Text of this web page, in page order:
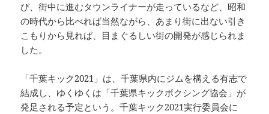
び、街中に進むタウンライナーが走っているなど、昭和
の時代から比べれば当然ながら、あまり街に出ない引き
こもりから見れば、目まぐるしい街の開発が感じられま
した。
「千葉キック2021」は、千葉県内にジムを構える有志で
結成し、ゆくゆくは「千葉県キックボクシング協会」が
発足される予定という。千葉キック2021実行委員会に